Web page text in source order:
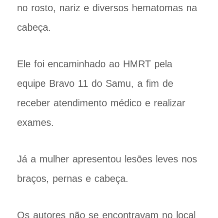
no rosto, nariz e diversos hematomas na
cabeça.
Ele foi encaminhado ao HMRT pela
equipe Bravo 11 do Samu, a fim de
receber atendimento médico e realizar
exames.
Já a mulher apresentou lesões leves nos
braços, pernas e cabeça.
Os autores não se encontravam no local